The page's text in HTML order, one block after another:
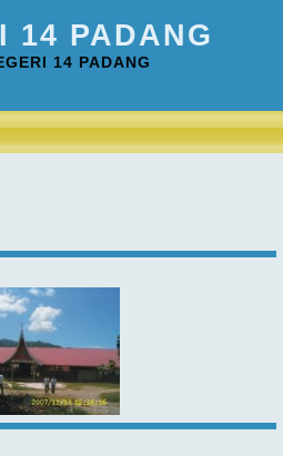
14 PADANG
14 PADANG